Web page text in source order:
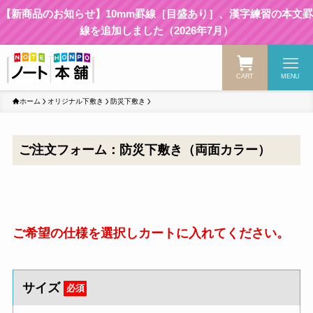
【新商品のお知らせ】10mm罫線［目盛あり］、漢字練習の本文罫
線を追加しました（2026年7月）
CART MENU
ホーム オリジナル下敷き 防災下敷き
ご注文フォーム：防災下敷き（両面カラー）
ご希望の仕様を選択しカートに入れてください。
サイズ 必須